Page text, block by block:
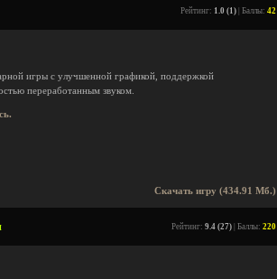
Рейтинг: 1.0 (1) | Баллы: 42
игры с улучшенной графикой, поддержкой
переработанным звуком.
Скачать игру (434.91 Мб.)
Рейтинг: 9.4 (27) | Баллы: 220